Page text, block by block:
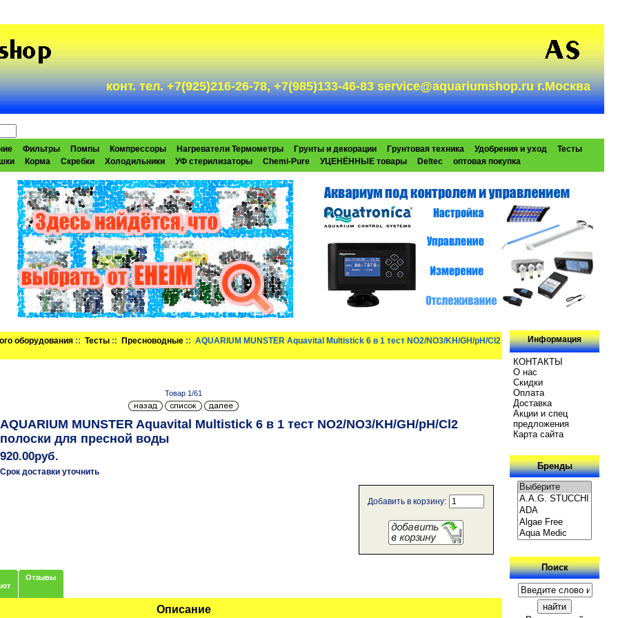
конт. тел. +7(925)216-26-78, +7(985)133-46-83 service@aquariumshop.ru г.Москва
Фильтры Помпы Компрессоры Нагреватели Термометры Грунты и декорации Грунтовая техника Удобрения и уход
Тесты
Корма Скребки Холодильники УФ стерилизаторы Chemi-Pure УЦЕНЁННЫЕ товары Deltec оптовая покупка
оборудования ::Тесты :: Пресноводные :: AQUARIUM MUNSTER Aquavital Multistick 6 в 1 тест NO2/NO3/KH/GH/pH/Cl2
Товар 1/61
AQUARIUM MUNSTER Aquavital Multistick 6 в 1 тест NO2/NO3/KH/GH/pH/Cl2
полоски для пресной воды
920.00руб.
Срок доставки уточнить
Добавить в корзину:
Отзывы
Описание
Информация
КОНТАКТЫ
О нас
Скидки
Oплатa
Доставка
Акции и спец
предложения
Карта сайта
Бренды
Поиск